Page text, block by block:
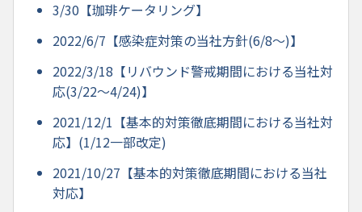
3/30【珈琲ケータリング】
2022/6/7【感染症対策の当社方針(6/8～)】
2022/3/18【リバウンド警戒期間における当社対
応(3/22～4/24)】
2021/12/1【基本的対策徹底期間における当社対
応】(1/12一部改定)
2021/10/27【基本的対策徹底期間における当社
対応】